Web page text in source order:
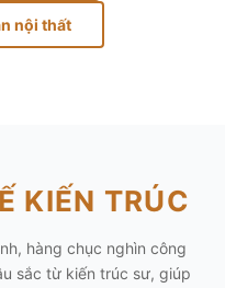
nội thất
KIẾN TRÚC
hàng chục nghìn công
sắc từ kiến trúc sư, giúp